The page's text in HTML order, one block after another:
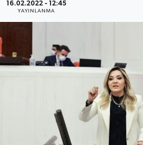
16.02.2022 - 12:45
YAYINLANMA